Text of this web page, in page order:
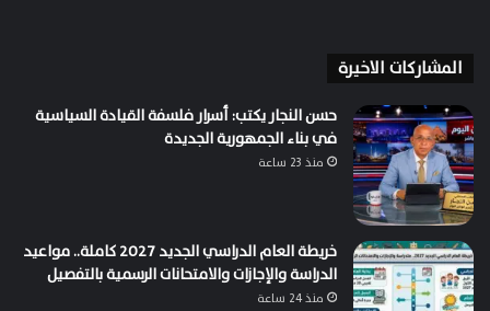
المشاركات الاخيرة
حسن النجار يكتب: أسرار فلسفة القيادة السياسية
في بناء الجمهورية الجديدة
منذ 23 ساعة
خريطة العام الدراسي الجديد 2027 كاملة.. مواعيد
الدراسة والإجازات والامتحانات الرسمية بالتفصيل
منذ 24 ساعة